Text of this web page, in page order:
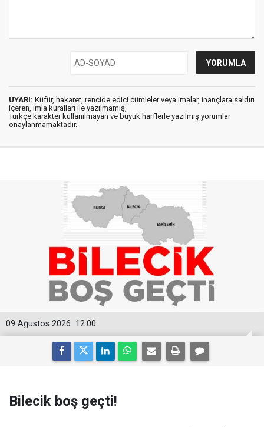
UYARI: Küfür, hakaret, rencide edici cümleler veya imalar, inançlara saldırı
içeren, imla kuralları ile yazılmamış,
Türkçe karakter kullanılmayan ve büyük harflerle yazılmış yorumlar
onaylanmamaktadır.
12:00
09 Ağustos 2026
Bilecik boş geçti!